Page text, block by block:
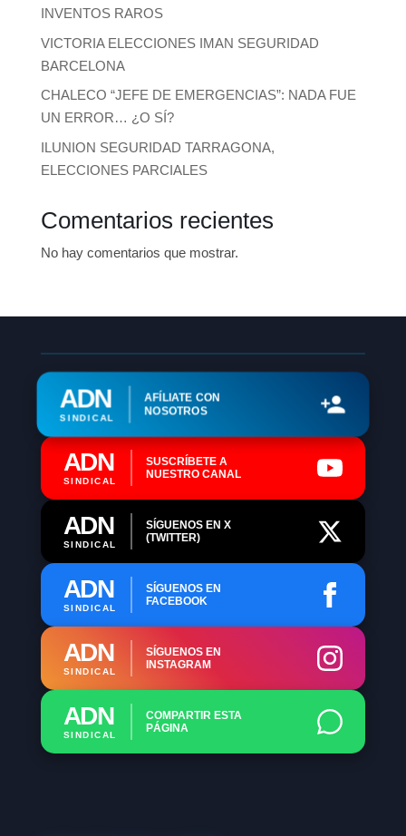
INVENTOS RAROS
VICTORIA ELECCIONES IMAN SEGURIDAD
BARCELONA
CHALECO “JEFE DE EMERGENCIAS”: NADA FUE
UN ERROR… ¿O SÍ?
ILUNION SEGURIDAD TARRAGONA,
ELECCIONES PARCIALES
Comentarios recientes
No hay comentarios que mostrar.
ADN
SINDICAL
AFÍLIATE CON
NOSOTROS
ADN
SINDICAL
SUSCRÍBETE A
NUESTRO CANAL
ADN
SINDICAL
SÍGUENOS EN X
(TWITTER)
ADN
SINDICAL
SÍGUENOS EN
FACEBOOK
ADN
SINDICAL
SÍGUENOS EN
INSTAGRAM
ADN
SINDICAL
COMPARTIR ESTA
PÁGINA